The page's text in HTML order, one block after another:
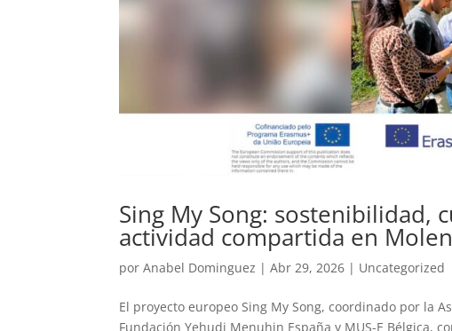
Sing My Song: sostenibilidad,
actividad compartida en
porAnabel Dominguez |Abr 29, 2026 | Uncategorized
El proyecto europeo Sing My Song, coordinado por la
Fundación Yehudi Menuhin España y MUS-E Bélgica,